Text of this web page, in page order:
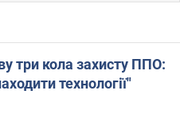
три кола захисту ППО:
технології"